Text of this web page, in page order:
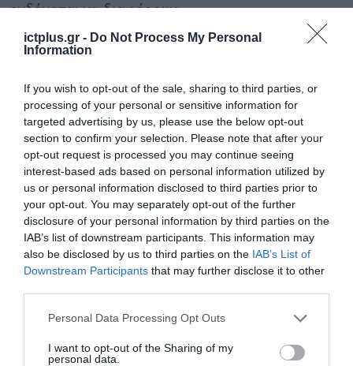
ictplus.gr - Do Not Process My Personal
Information
If you wish to opt-out of the sale, sharing to third parties, or
processing of your personal or sensitive information for
targeted advertising by us, please use the below opt-out
section to confirm your selection. Please note that after your
opt-out request is processed you may continue seeing
interest-based ads based on personal information utilized by
us or personal information disclosed to third parties prior to
your opt-out. You may separately opt-out of the further
disclosure of your personal information by third parties on the
IAB’s list of downstream participants. This information may
also be disclosed by us to third parties on the IAB’s List of
Downstream Participants that may further disclose it to other
Please note that this website/app uses one or more Google
not limited to your visit or usage behaviour. You may click to
Personal Data Processing Opt Outs
I want to opt-out of the Sharing of my
personal data.
ενδέχεται να διαφέρουν.
⁷ Η επέκταση RAM 4 GB βασίζεται στην έκδοση
ενδέχεται να διαφέρουν μεταξύ των διαφόρων
περιοχών. Η δημιουργία επιπλέον RAM θα
καταλάβει ένα επιλεγμένο μέρος του χώρου
αποθήκευσης ROM στη συσκευή σας. Η
επέκταση μνήμης είναι διαθέσιμη μόνο όταν
υπάρχει αρκετός χώρος αποθήκευσης στη
συσκευή σας. Η πραγματική επέκταση της
χωρητικότητας αποθήκευσης RAM διαφέρει
⁸ Τα Google και Gemini είναι εμπορικά σήματα
της Google LLC. Ελέγξτε τις απαντήσεις.